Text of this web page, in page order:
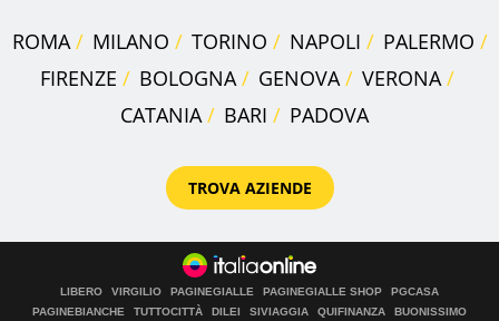
ROMA MILANO TORINO NAPOLI
PALERMO
FIRENZE
BOLOGNA GENOVA
VERONA
CATANIA
BARI PADOVA
TROVA AZIENDE
LIBERO VIRGILIO PAGINEGIALLE PAGINEGIALLE SHOP
PGCASA
PAGINEBIANCHE
TUTTOCITTÀ DILEI SIVIAGGIA QUIFINANZA
BUONISSIMO